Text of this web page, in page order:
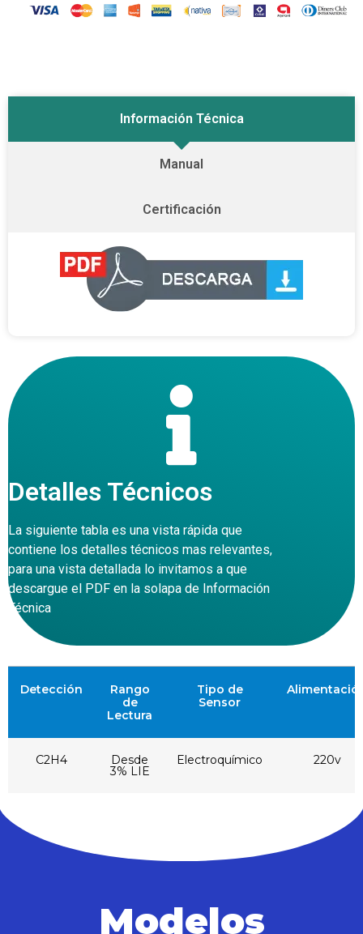
Información Técnica
Manual
Certificación
Detalles Técnicos
La siguiente tabla es una vista rápida que
contiene los detalles técnicos mas relevantes,
para una vista detallada lo invitamos a que
descargue el PDF en la solapa de Información
Técnica
Detección
Rango
de
Lectura
Tipo de
Sensor
C2H4 Desde
3% LIE
Electroquímico 220v
Modelos